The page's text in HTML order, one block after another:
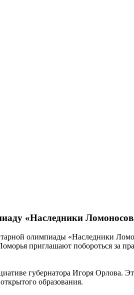
«Наследники
олимпиады «Наследники
приглашают побороться за
губернатора Игоря Орлова.
образования.